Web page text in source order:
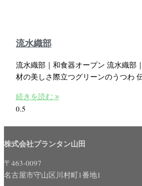
流水織部
流水織部｜和食器オープン 流水織部
材の美しさ際立つグリーンのうつわ
続きを読む »
株式会社プランタン山田
〒463-0097
名古屋市守山区川村町1番地1